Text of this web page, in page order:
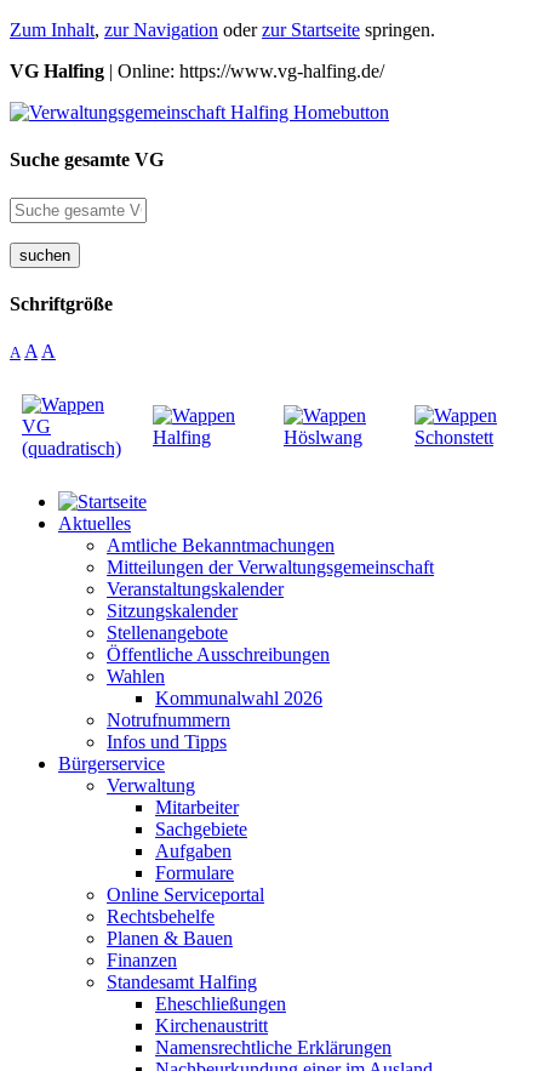
Zum Inhalt, zur Navigation oderzur Startseite springen.
VG Halfing | Online: https://www.vg-halfing.de/
Suche gesamte VG
suchen
Schriftgröße
A A A
Aktuelles
Amtliche Bekanntmachungen
Mitteilungen der Verwaltungsgemeinschaft
Veranstaltungskalender
Sitzungskalender
Stellenangebote
Öffentliche Ausschreibungen
Wahlen
Kommunalwahl 2026
Notrufnummern
Infos und Tipps
Bürgerservice
Verwaltung
Mitarbeiter
Sachgebiete
Aufgaben
Formulare
Online Serviceportal
Rechtsbehelfe
Planen & Bauen
Finanzen
Standesamt Halfing
Eheschließungen
Kirchenaustritt
Namensrechtliche Erklärungen